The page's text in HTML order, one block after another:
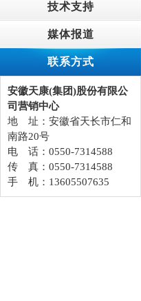
技术支持
媒体报道
联系方式
安徽天康(集团)股份有限公
司营销中心
地 址：安徽省天长市仁和
南路20号
电 话：0550-7314588
传 真：0550-7314588
手 机：13605507635